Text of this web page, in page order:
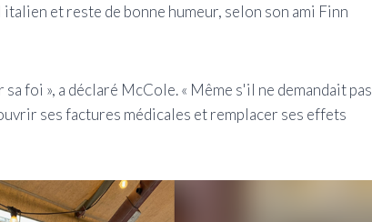
et reste de bonne humeur, selon son ami Finn
foi », a déclaré McCole. « Même s'il ne demandait pas
ses factures médicales et remplacer ses effets